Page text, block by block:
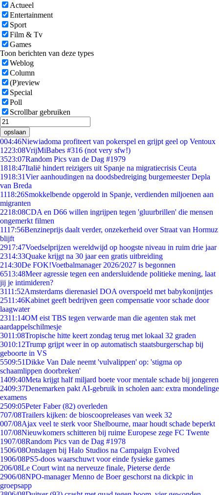
Actueel
Entertainment
Sport
Film & Tv
Games
Toon berichten van deze types
Weblog
Column
(P)review
Special
Poll
Scrollbar gebruiken
opslaan
004:46Niewiadoma profiteert van pokerspel en grijpt geel op Ventoux
1223:08VrijMiBabes #316 (not very sfw!)
3523:07Random Pics van de Dag #1979
1818:47Italië hindert reizigers uit Spanje na migratiecrisis Ceuta
1918:31Vier aanhoudingen na doodsbedreiging burgemeester Depla
van Breda
1118:26Smokkelbende opgerold in Spanje, verdienden miljoenen aan
migranten
2218:08CDA en D66 willen ingrijpen tegen 'gluurbrillen' die mensen
ongemerkt filmen
1117:56Benzineprijs daalt verder, onzekerheid over Straat van Hormuz
blijft
2917:47Voedselprijzen wereldwijd op hoogste niveau in ruim drie jaar
2314:33Quake krijgt na 30 jaar een gratis uitbreiding
214:30De FOK!Voetbalmanager 2026/2027 is begonnen
6513:48Meer agressie tegen een andersluidende politieke mening, laat
jij je intimideren?
3111:52Amsterdams dierenasiel DOA overspoeld met babykonijntjes
2511:46Kabinet geeft bedrijven geen compensatie voor schade door
laagwater
2311:14OM eist TBS tegen verwarde man die agenten stak met
aardappelschilmesje
3011:08Tropische hitte keert zondag terug met lokaal 32 graden
3010:12Trump grijpt weer in op automatisch staatsburgerschap bij
geboorte in VS
5509:51Dikke Van Dale neemt 'vulvalippen' op: 'stigma op
schaamlippen doorbreken'
1409:40Meta krijgt half miljard boete voor mentale schade bij jongeren
2409:37Denemarken pakt AI-gebruik in scholen aan: extra mondelinge
examens
2509:05Peter Faber (82) overleden
707/08Trailers kijken: de bioscoopreleases van week 32
007/08Ajax veel te sterk voor Shelbourne, maar houdt schade beperkt
107/08Nieuwkomers schitteren bij ruime Europese zege FC Twente
1907/08Random Pics van de Dag #1978
1506/08Ontslagen bij Halo Studios na Campaign Evolved
1906/08PS5-doos waarschuwt voor einde fysieke games
206/08Le Court wint na nerveuze finale, Pieterse derde
2906/08NPO-manager Menno de Boer geschorst na dickpic in
groepsapp